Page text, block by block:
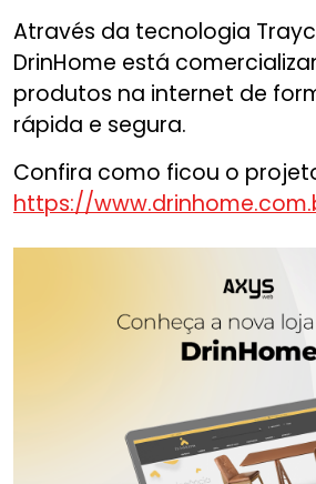
Através da tecnologia
DrinHome está
produtos na internet de
rápida e segura.
Confira como ficou o
https://